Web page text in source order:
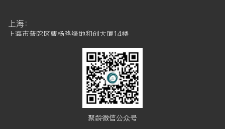
上海：
上海市普陀区曹杨路绿地和创大厦14楼
成都市高新区天府软件园D区6栋7楼
武汉市武昌区武珞路421号帝斯曼国际中心15楼
广州市金发科技创新社区5栋5楼聚龄微信公众号